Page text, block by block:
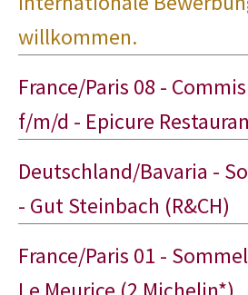
willkommen.
France/Paris 08 -
f/m/d - Epicure
Deutschland/Bavaria -
- Gut Steinbach (R&CH)
France/Paris 01 -